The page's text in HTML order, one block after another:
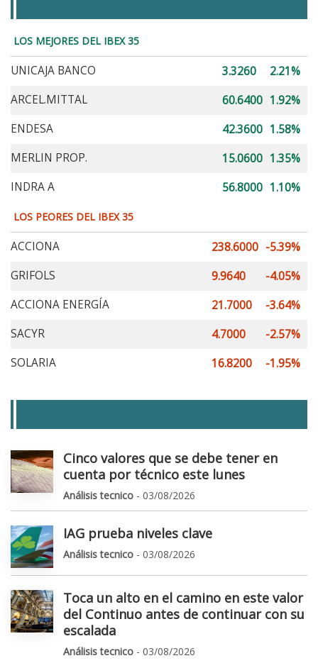
LOS MEJORES DEL IBEX 35
UNICAJA BANCO 3.3260
2.21%
ARCEL.MITTAL
60.6400 1.92%
ENDESA
42.3600 1.58%
MERLIN PROP.
15.0600 1.35%
INDRA A
56.8000 1.10%
LOS PEORES DEL IBEX 35
ACCIONA 238.6000 -5.39%
GRIFOLS
9.9640
-4.05%
ACCIONA ENERGÍA
21.7000
-3.64%
SACYR
4.7000
-2.57%
SOLARIA
16.8200 -1.95%
Cinco valores que se debe tener en
cuenta por técnico este lunes
Análisis tecnico - 03/08/2026
IAG prueba niveles clave
Análisis tecnico - 03/08/2026
Toca un alto en el camino en este valor
del Continuo antes de continuar con su
escalada
Análisis tecnico - 03/08/2026